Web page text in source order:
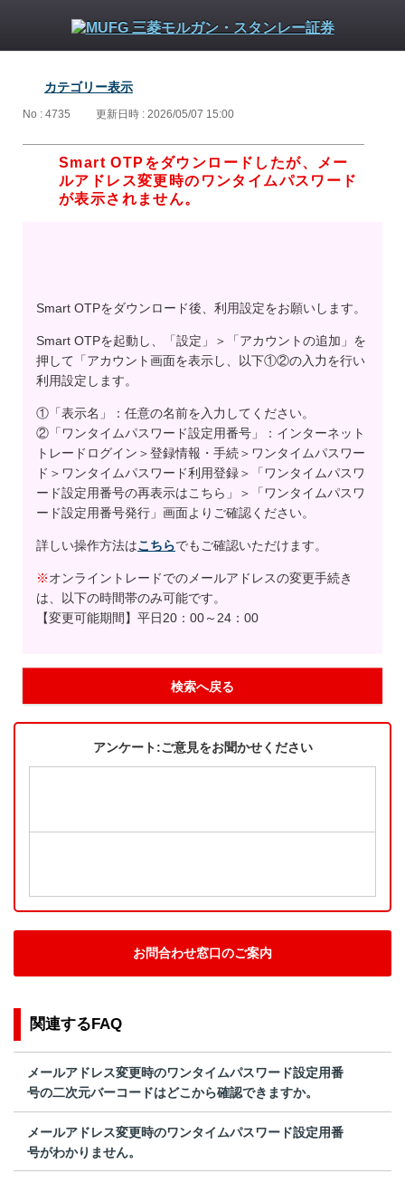
カテゴリー表示
No : 4735 更新日時 : 2026/05/07 15:00
Smart OTPをダウンロードしたが、メー
ルアドレス変更時のワンタイムパスワード
が表示されません。
Smart OTPをダウンロード後、利用設定をお願いします。
Smart OTPを起動し、「設定」＞「アカウントの追加」を
押して「アカウント画面を表示し、以下①②の入力を行い
利用設定します。
①「表示名」：任意の名前を入力してください。
②「ワンタイムパスワード設定用番号」：インターネット
トレードログイン＞登録情報・手続＞ワンタイムパスワー
ド＞ワンタイムパスワード利用登録＞「ワンタイムパスワ
ード設定用番号の再表示はこちら」＞「ワンタイムパスワ
ード設定用番号発行」画面よりご確認ください。
詳しい操作方法はこちらでもご確認いただけます。
※オンライントレードでのメールアドレスの変更手続き
は、以下の時間帯のみ可能です。
【変更可能期間】平日20：00～24：00
検索へ戻る
アンケート:ご意見をお聞かせください
お問合わせ窓口のご案内
関連するFAQ
メールアドレス変更時のワンタイムパスワード設定用番
号の二次元バーコードはどこから確認できますか。
メールアドレス変更時のワンタイムパスワード設定用番
号がわかりません。